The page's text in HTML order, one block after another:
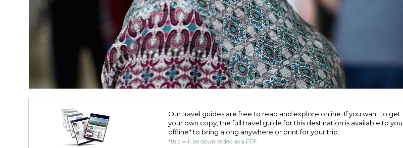
Our travel guides are free to read and explore online. If you want to get
your own copy, the full travel guide for this destination is available to you
offline* to bring along anywhere or print for your trip.​
*this will be downloaded as a PDF.